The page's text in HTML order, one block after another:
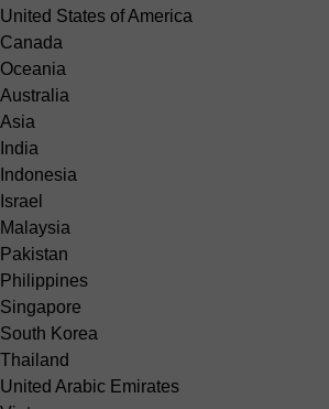
United States of America
Canada
Oceania
Australia
Asia
India
Indonesia
Israel
Malaysia
Pakistan
Philippines
Singapore
South Korea
Thailand
United Arabic Emirates